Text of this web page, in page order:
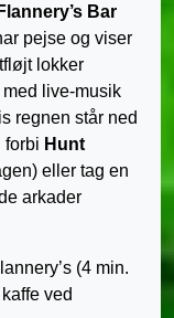
Bar
pejse og viser
lokker
live-musik
regnen står ned
forbi Hunt
eller tag en
arkader
(4 min.
ved